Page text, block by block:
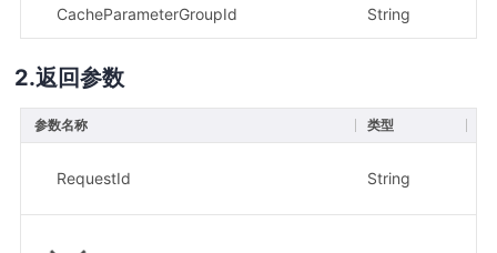
CacheParameterGroupId String
返回参数
参数名称 类型
RequestId String